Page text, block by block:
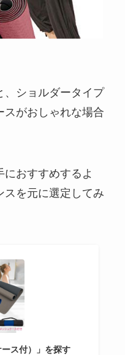
、ショルダータイプ
スがおしゃれな場合
おすすめするよ
スを元に選定してみ
ース付）」を探す